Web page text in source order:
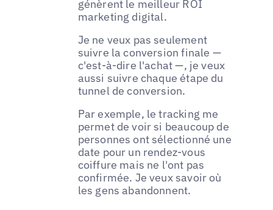
génèrent le meilleur ROI
marketing digital.
Je ne veux pas seulement
suivre la conversion finale —
c'est-à-dire l'achat —, je veux
aussi suivre chaque étape du
tunnel de conversion.
Par exemple, le tracking me
permet de voir si beaucoup de
personnes ont sélectionné une
date pour un rendez-vous
coiffure mais ne l'ont pas
confirmée. Je veux savoir où
les gens abandonnent.